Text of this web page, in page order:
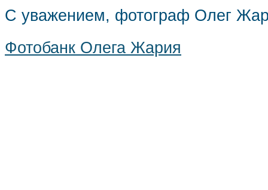
С уважением, фотограф Олег
Фотобанк Олега Жария